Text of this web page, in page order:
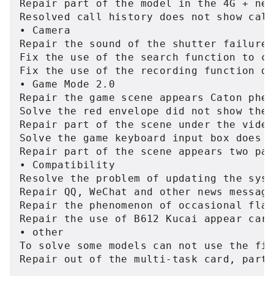
Repair part of the model in the 4G +
Resolved call history does not show
• Camera
Repair the sound of the shutter failure
Fix the use of the search function to
Fix the use of the recording function
• Game Mode 2.0
Repair the game scene appears Caton
Solve the red envelope did not show
Repair part of the scene under the video
Solve the game keyboard input box
Repair part of the scene appears two
• Compatibility
Resolve the problem of updating the
Repair QQ, WeChat and other news
Repair the phenomenon of occasional
Repair the use of B612 Kucai appear
• other
To solve some models can not use the
Repair out of the multi-task card, part